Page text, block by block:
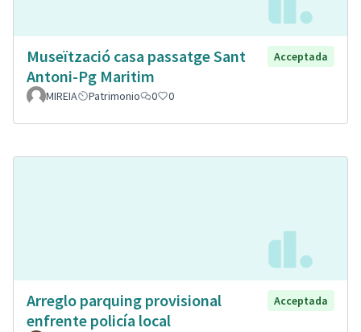
Museïtzació casa passatge Sant
Antoni-Pg Maritim
Acceptada
MIREIA Patrimonio 0 0
Arreglo parquing provisional
enfrente policía local
Acceptada